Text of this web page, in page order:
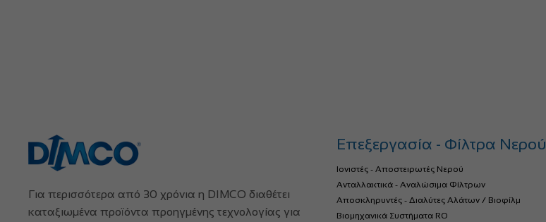
Για περισσότερα από 30 χρόνια η DIMCO διαθέτει
καταξιωμένα προϊόντα προηγμένης τεχνολογίας για
Επεξεργασία - Φίλτρα Νερού
Ιονιστές - Αποστειρωτές Νερού
Ανταλλακτικά - Αναλώσιμα Φίλτρων
Αποσκληρυντές - Διαλύτες Αλάτων / Βιοφίλμ
Βιομηχανικά Συστήματα RO